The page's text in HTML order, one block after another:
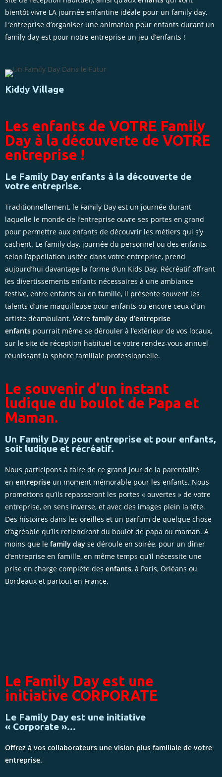
bientôt vivre LA journée enfantine idéale pour un family day.
L’entreprise d’organiser une animation pour enfants durant un
family day est pour notre entreprise un jeu d’enfants !
Kiddy Village
Les enfants de VOTRE Family
Day à la découverte de VOTRE
entreprise !
Le Family Day enfants à la découverte de
votre entreprise.
Traditionnellement, le Family Day est un journée durant
laquelle le monde de l’entreprise ouvre ses portes en grand
pour permettre aux enfants de découvrir les métiers qui s’y
cachent. Le family day, journée du personnel ou des enfants,
selon l’appellation usitée dans votre entreprise, prend
aujourd’hui davantage la forme d’un Kids Day. Récréatif offrant
les divertissements enfants nécessaires à une ambiance
festive, entre enfants ou en famille, il présente souvent les
talents d’une maquilleuse pour enfants ou encore ceux d’un
artiste déambulant. Votre family day d’entreprise
enfants pourrait même se dérouler à l’extérieur de vos locaux,
sur le site de réception habituel ce votre rendez-vous annuel
réunissant la sphère familiale professionnelle.
Le souvenir d’un instant
ludique du boulot de Papa et
Maman.
Un Family Day pour entreprise et pour enfants,
soit ludique et récréatif.
Nous participons à faire de ce grand jour de la parentalité
en entreprise un moment mémorable pour les enfants. Nous
promettons qu’ils repasseront les portes « ouvertes » de votre
entreprise, en sens inverse, et avec des images plein la tête.
Des histoires dans les oreilles et un parfum de quelque chose
d’agréable qu’ils retiendront du boulot de papa ou maman. A
moins que le family day se déroule en soirée, pour un dîner
d’entreprise en famille, en même temps qu’il nécessite une
prise en charge complète des enfants, à Paris, Orléans ou
Bordeaux et partout en France.
Le Family Day est une
initiative CORPORATE
Le Family Day est une initiative
« Corporate »…
Offrez à vos collaborateurs une vision plus familiale de votre
entreprise.